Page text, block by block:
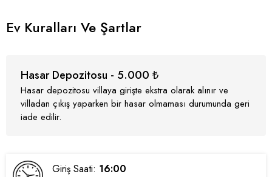
Ev Kuralları Ve Şartlar
Hasar Depozitosu - 5.000 ₺
Hasar depozitosu villaya girişte ekstra olarak alınır ve
villadan çıkış yaparken bir hasar olmaması durumunda geri
iade edilir.
Giriş Saati: 16:00